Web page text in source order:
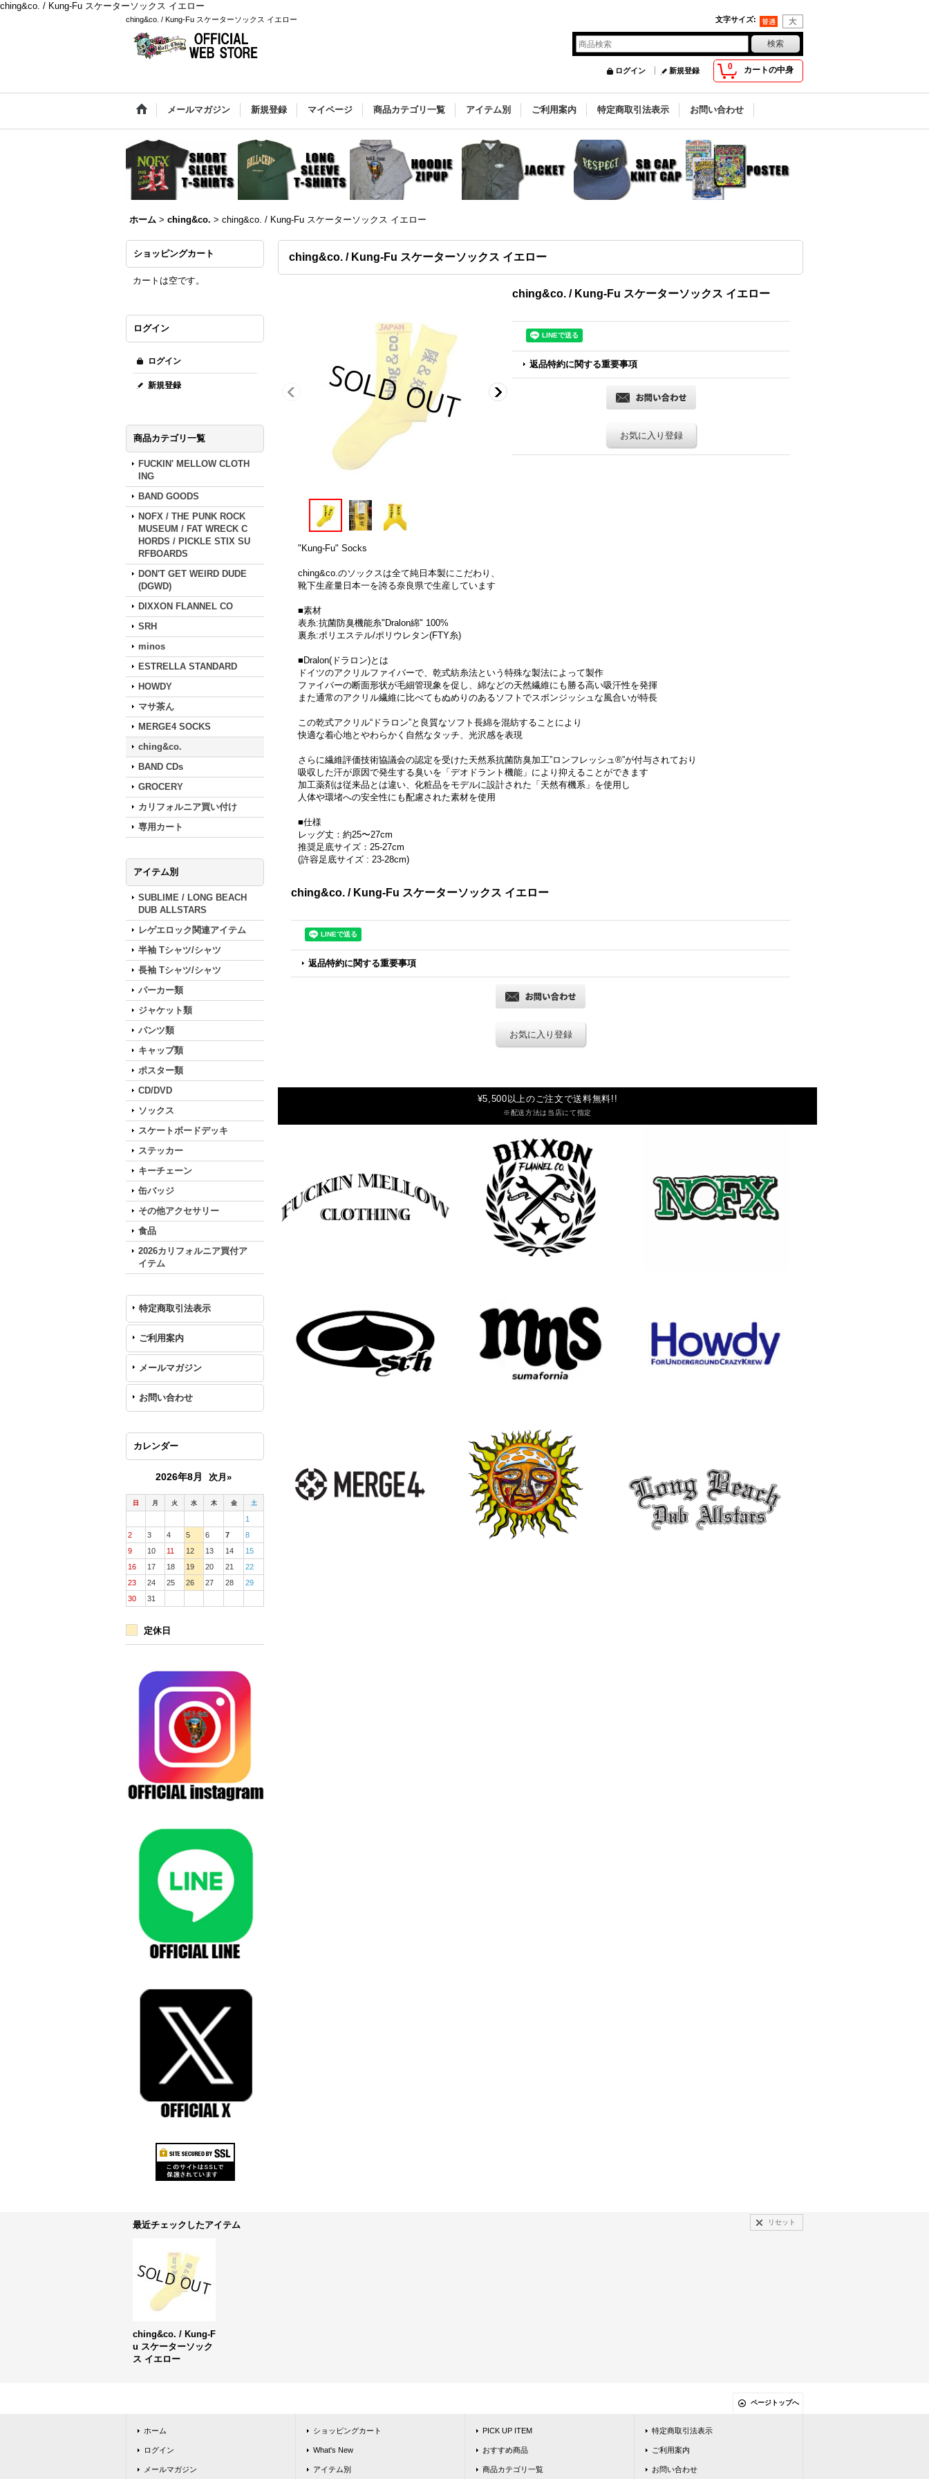
ching&co. / Kung-Fu スケーターソックス イエロー
ching&co. / Kung-Fu スケーターソックス イエロー 文字サイズ:
0 カートの中身
ログイン 新規登録
メールマガジン 新規登録 マイページ 商品カテゴリ一覧 アイテム別 ご利用案内 特定商取引法表示 お問い合わせ
ホーム > ching&co. > ching&co. / Kung-Fu スケーターソックス イエロー
ショッピングカート
カートは空です。
ログイン
ログイン
新規登録
商品カテゴリ一覧
FUCKIN' MELLOW CLOTH
ING
BAND GOODS
NOFX / THE PUNK ROCK
MUSEUM / FAT WRECK C
HORDS / PICKLE STIX SU
RFBOARDS
DON'T GET WEIRD DUDE
(DGWD)
DIXXON FLANNEL CO
SRH
minos
ESTRELLA STANDARD
HOWDY
マサ茶ん
MERGE4 SOCKS
ching&co.
BAND CDs
GROCERY
カリフォルニア買い付け
専用カート
アイテム別
SUBLIME / LONG BEACH
DUB ALLSTARS
レゲエロック関連アイテム
半袖 Tシャツ/シャツ
長袖 Tシャツ/シャツ
パーカー類
ジャケット類
パンツ類
キャップ類
ポスター類
CD/DVD
ソックス
スケートボードデッキ
ステッカー
キーチェーン
缶バッジ
その他アクセサリー
食品
2026カリフォルニア買付ア
イテム
特定商取引法表示
ご利用案内
メールマガジン
お問い合わせ
カレンダー
2026年8月 次月»
日 月 火 水 木 金 土
1
2
3 4 5 6 7
8
9
10 11 12 13 14
15
16
17 18 19 20 21
22
23
24 25 26 27 28
29
30
31
定休日
ching&co. / Kung-Fu スケーターソックス イエロー
ching&co. / Kung-Fu スケーターソックス イエロー
返品特約に関する重要事項
お気に入り登録
"Kung-Fu" Socks
ching&co.のソックスは全て純日本製にこだわり、
靴下生産量日本一を誇る奈良県で生産しています
■素材
表糸:抗菌防臭機能糸"Dralon綿" 100%
裏糸:ポリエステル/ポリウレタン(FTY糸)
■Dralon(ドラロン)とは
ドイツのアクリルファイバーで、乾式紡糸法という特殊な製法によって製作
ファイバーの断面形状が毛細管現象を促し、綿などの天然繊維にも勝る高い吸汗性を発揮
また通常のアクリル繊維に比べてもぬめりのあるソフトでスボンジッシュな風合いが特長
この乾式アクリル“ドラロン”と良質なソフト長綿を混紡することにより
快適な着心地とやわらかく自然なタッチ、光沢感を表現
さらに繊維評価技術協議会の認定を受けた天然系抗菌防臭加工”ロンフレッシュ®”が付与されており
吸収した汗が原因で発生する臭いを「デオドラント機能」により抑えることができます
加工薬剤は従来品とは違い、化粧品をモデルに設計された「天然有機系」を使用し
人体や環堵への安全性にも配慮された素材を使用
■仕様
レッグ丈：約25〜27cm
推奨足底サイズ：25-27cm
(許容足底サイズ : 23-28cm)
ching&co. / Kung-Fu スケーターソックス イエロー
返品特約に関する重要事項
お気に入り登録
¥5,500以上のご注文で送料無料!!
※配送方法は当店にて指定
最近チェックしたアイテム リセット
ching&co. / Kung-F
u スケーターソック
ス イエロー
ページトップへ
ホーム
ログイン
メールマガジン
ショッピングカート
What's New
アイテム別
PICK UP ITEM
おすすめ商品
商品カテゴリ一覧
特定商取引法表示
ご利用案内
お問い合わせ